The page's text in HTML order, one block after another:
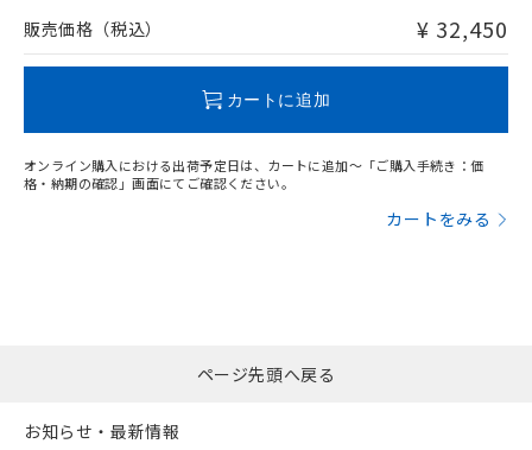
販売価格（税込） ¥ 32,450
カートに追加
オンライン購入における出荷予定日は、カートに追加～「ご購入手続き：価
格・納期の確認」画面にてご確認ください。
カートをみる
ページ先頭へ戻る
お知らせ・最新情報